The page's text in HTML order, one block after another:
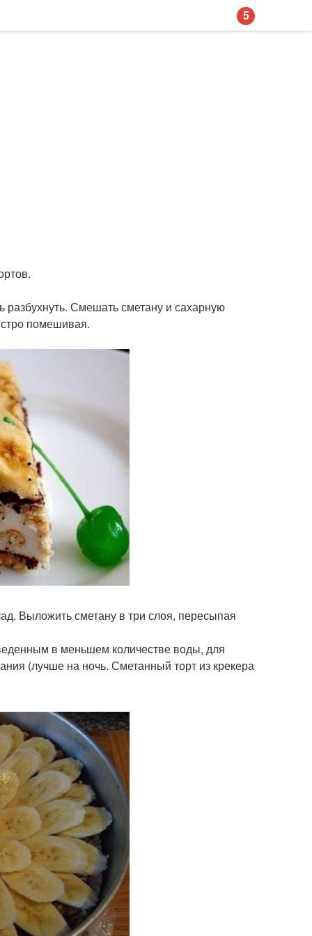
Смешать сметану и сахарную
помешивая.
Выложить сметану в три слоя, пересыпая
в меньшем количестве воды, для
(лучше на ночь. Сметанный торт из крекера
5